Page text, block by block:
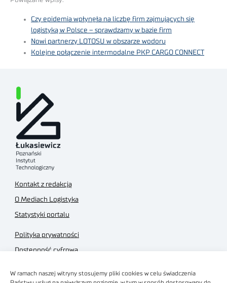
W ramach naszej witryny stosujemy pliki cookies w celu świadczenia
Czy epidemia wpłynęła na liczbę firm zajmujących się
logistyką w Polsce – sprawdzamy w bazie firm
Nowi partnerzy LOTOSU w obszarze wodoru
Kolejne połączenie intermodalne PKP CARGO CONNECT
Kontakt z redakcją
O Mediach Logistyka
Statystyki portalu
Polityka prywatności
Dostępność cyfrowa
Regulamin sklepu